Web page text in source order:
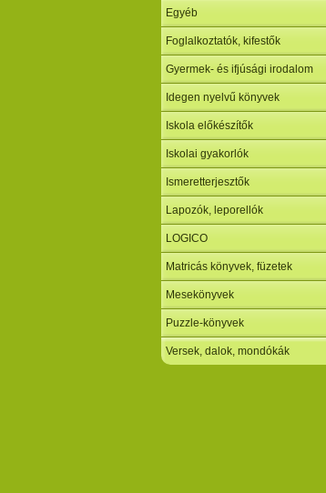
Egyéb
Foglalkoztatók, kifestők
Gyermek- és ifjúsági irodalom
Idegen nyelvű könyvek
Iskola előkészítők
Iskolai gyakorlók
Ismeretterjesztők
Lapozók, leporellók
LOGICO
Matricás könyvek, füzetek
Mesekönyvek
Puzzle-könyvek
Versek, dalok, mondókák